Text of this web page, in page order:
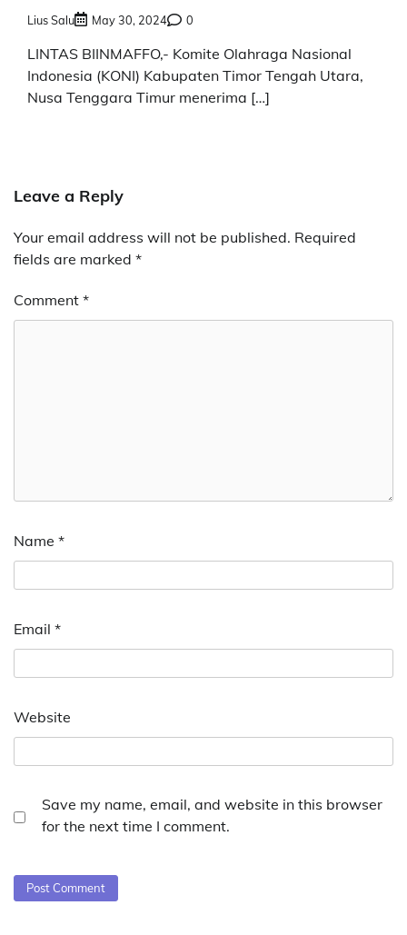
Lius Salu May 30, 2024 0
LINTAS BIINMAFFO,- Komite Olahraga Nasional
Indonesia (KONI) Kabupaten Timor Tengah Utara,
Nusa Tenggara Timur menerima […]
Leave a Reply
Your email address will not be published. Required
fields are marked *
Comment *
Name *
Email *
Website
Save my name, email, and website in this browser
for the next time I comment.